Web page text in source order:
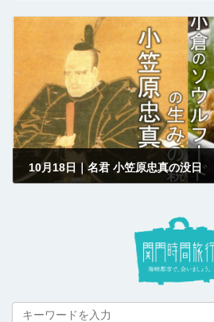
10月18日｜名君 小笠原忠真の没日